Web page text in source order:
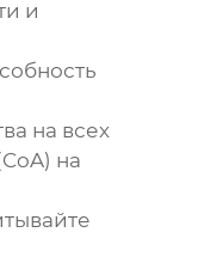
и
на всех
на